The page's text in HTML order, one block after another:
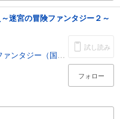
迷宮の冒険ファンタジー２～
ァンタジー（国内）
試し読み
フォロー